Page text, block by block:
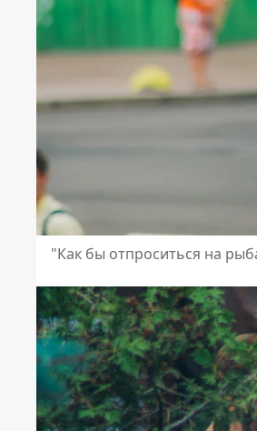
"Как бы отпроситься на